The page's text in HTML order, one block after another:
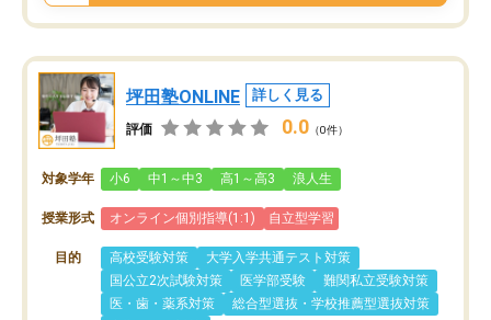
坪田塾ONLINE 詳しく見る
評価 0.0 （0件）
対象学年 小6 中1～中3 高1～高3 浪人生
授業形式 オンライン個別指導(1:1) 自立型学習
目的 高校受験対策
大学入学共通テスト対策
国公立2次試験対策
医学部受験
難関私立受験対策
医・歯・薬系対策
総合型選抜・学校推薦型選抜対策